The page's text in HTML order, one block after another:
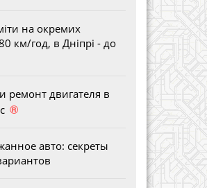
на окремих
км/год, в Дніпрі - до
ремонт двигателя в
®
авто: секреты